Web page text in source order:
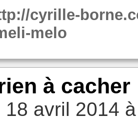
cyrille-
melo
à
18 avril 2014